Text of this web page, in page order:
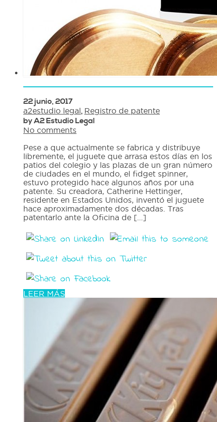
22 junio, 2017
a2estudio legal, Registro de patente
by A2 Estudio Legal
No comments
Pese a que actualmente se fabrica y distribuye
libremente, el juguete que arrasa estos días en los
patios del colegio y las plazas de un gran número
de ciudades en el mundo, el fidget spinner,
estuvo protegido hace algunos años por una
patente. Su creadora, Catherine Hettinger,
residente en Estados Unidos, inventó el juguete
hace aproximadamente dos décadas. Tras
patentarlo ante la Oficina de [...]
LEER MÁS